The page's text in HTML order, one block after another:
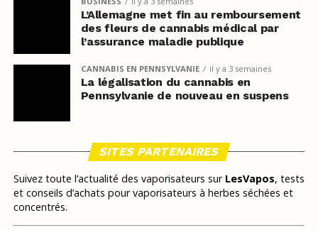
L’Allemagne met fin au remboursement
des fleurs de cannabis médical par
l’assurance maladie publique
CANNABIS EN PENNSYLVANIE il y a 3 semaines
La légalisation du cannabis en
Pennsylvanie de nouveau en suspens
SITES PARTENAIRES
Suivez toute l’actualité des vaporisateurs sur LesVapos, tests
et conseils d’achats pour vaporisateurs à herbes séchées et
concentrés.